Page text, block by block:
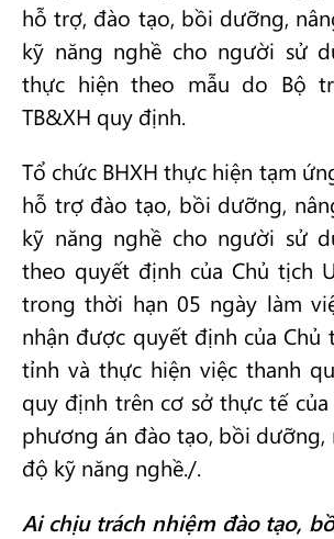
hỗ trợ, đào tạo, bồi dưỡng,
kỹ năng nghề cho người sử
thực hiện theo mẫu do Bộ
TB&XH quy định.
Tổ chức BHXH thực hiện tạm
hỗ trợ đào tạo, bồi dưỡng,
kỹ năng nghề cho người sử
theo quyết định của Chủ tịch
trong thời hạn 05 ngày làm
nhận được quyết định của Chủ
tỉnh và thực hiện việc thanh
quy định trên cơ sở thực tế
phương án đào tạo, bồi dưỡng,
độ kỹ năng nghề./.
Ai chịu trách nhiệm đào tạo,